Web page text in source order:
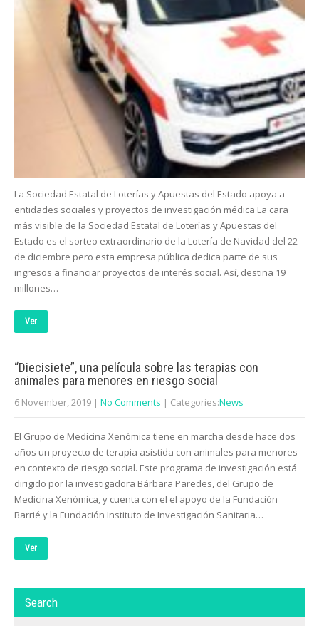
La Sociedad Estatal de Loterías y Apuestas del Estado apoya a
entidades sociales y proyectos de investigación médica La cara
más visible de la Sociedad Estatal de Loterías y Apuestas del
Estado es el sorteo extraordinario de la Lotería de Navidad del 22
de diciembre pero esta empresa pública dedica parte de sus
ingresos a financiar proyectos de interés social. Así, destina 19
millones…
Ver
“Diecisiete”, una película sobre las terapias con
animales para menores en riesgo social
6 November, 2019 | No Comments | Categories:News
El Grupo de Medicina Xenómica tiene en marcha desde hace dos
años un proyecto de terapia asistida con animales para menores
en contexto de riesgo social. Este programa de investigación está
dirigido por la investigadora Bárbara Paredes, del Grupo de
Medicina Xenómica, y cuenta con el el apoyo de la Fundación
Barrié y la Fundación Instituto de Investigación Sanitaria…
Ver
Search